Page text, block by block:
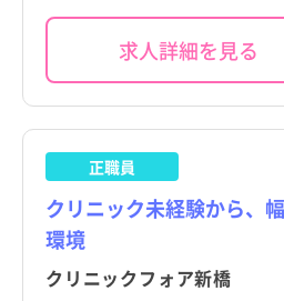
求人詳細を見る
正職員
クリニック未経験から、
環境
クリニックフォア新橋